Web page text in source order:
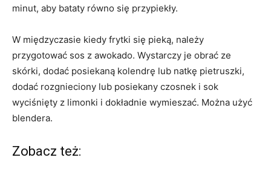
minut, aby bataty równo się przypiekły.
W międzyczasie kiedy frytki się pieką, należy
przygotować sos z awokado. Wystarczy je obrać ze
skórki, dodać posiekaną kolendrę lub natkę pietruszki,
dodać rozgnieciony lub posiekany czosnek i sok
wyciśnięty z limonki i dokładnie wymieszać. Można użyć
blendera.
Zobacz też: